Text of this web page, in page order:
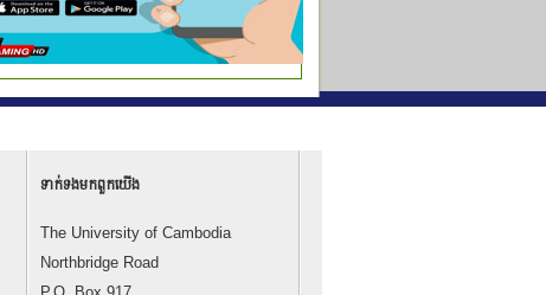
ទាក់ទង​មក​ពួក​យើង
The University of Cambodia
Northbridge Road